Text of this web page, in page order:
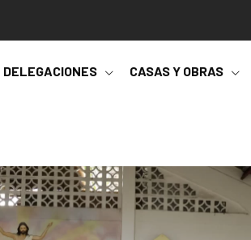
DELEGACIONES CASAS Y OBRAS